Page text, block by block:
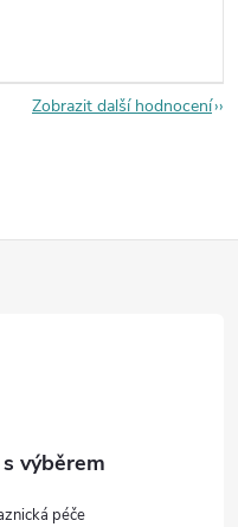
Zobrazit další hodnocení